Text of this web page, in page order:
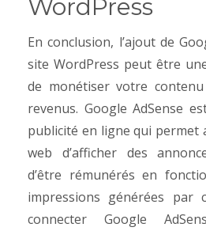
WordPress
En conclusion, l’ajout de
site WordPress peut être
de monétiser votre
revenus. Google AdSense
publicité en ligne qui permet
web d’afficher des
d’être rémunérés en
impressions générées par
connecter Google